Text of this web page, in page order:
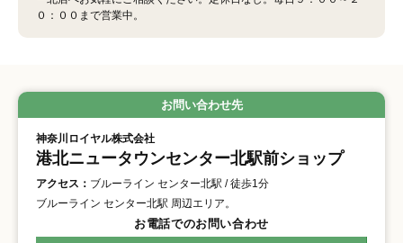
０：００まで営業中。
お問い合わせ先
神奈川ロイヤル株式会社
港北ニュータウンセンター北駅前ショップ
アクセス： ブルーライン センター北駅 / 徒歩1分
ブルーライン センター北駅 周辺エリア。
お電話でのお問い合わせ